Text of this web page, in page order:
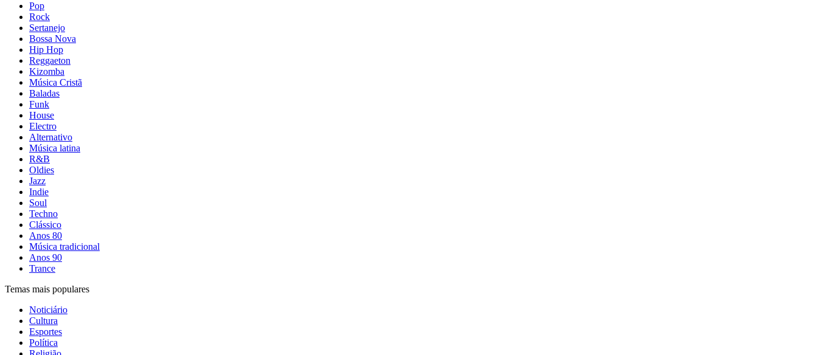
Pop
Rock
Sertanejo
Bossa Nova
Hip Hop
Reggaeton
Kizomba
Música Cristã
Baladas
Funk
House
Electro
Alternativo
Música latina
R&B
Oldies
Jazz
Indie
Soul
Techno
Clássico
Anos 80
Música tradicional
Anos 90
Trance
Temas mais populares
Noticiário
Cultura
Esportes
Política